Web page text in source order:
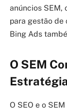
anúncios SEM,
para gestão de
Bing Ads
O SEM
O SEO e o